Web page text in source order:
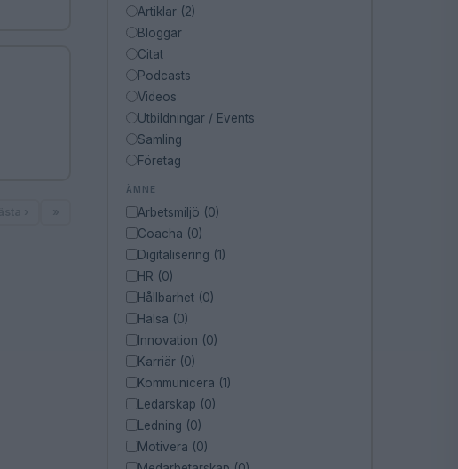
Artiklar (2)
Bloggar
Citat
Podcasts
Videos
Utbildningar / Events
Samling
Företag
ÄMNE
Arbetsmiljö (0)
Coacha (0)
Digitalisering (1)
HR (0)
Hållbarhet (0)
Hälsa (0)
Innovation (0)
Karriär (0)
Kommunicera (1)
Ledarskap (0)
Ledning (0)
Motivera (0)